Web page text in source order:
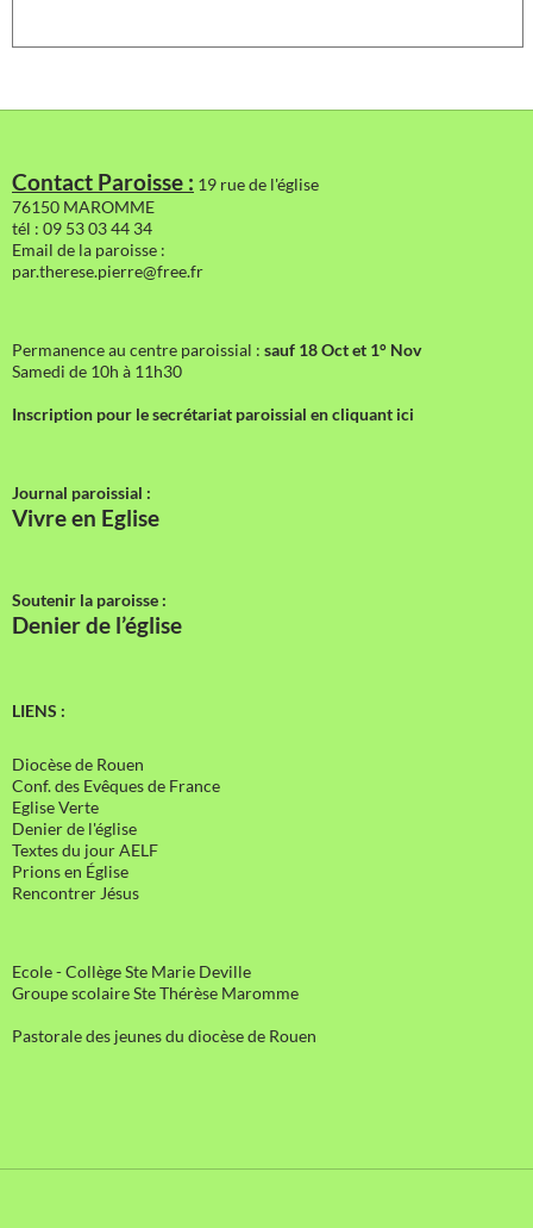
Contact Paroisse : 19 rue de l'église
76150 MAROMME
tél : 09 53 03 44 34
Email de la paroisse :
par.therese.pierre@free.fr
Permanence au centre paroissial : sauf 18 Oct et 1° Nov
Samedi de 10h à 11h30
Inscription pour le secrétariat paroissial en cliquant ici
Journal paroissial :
Vivre en Eglise
Soutenir la paroisse :
Denier de l’église
LIENS :
Diocèse de Rouen
Conf. des Evêques de France
Eglise Verte
Denier de l'église
Textes du jour AELF
Prions en Église
Rencontrer Jésus
Ecole - Collège Ste Marie Deville
Groupe scolaire Ste Thérèse Maromme
Pastorale des jeunes du diocèse de Rouen